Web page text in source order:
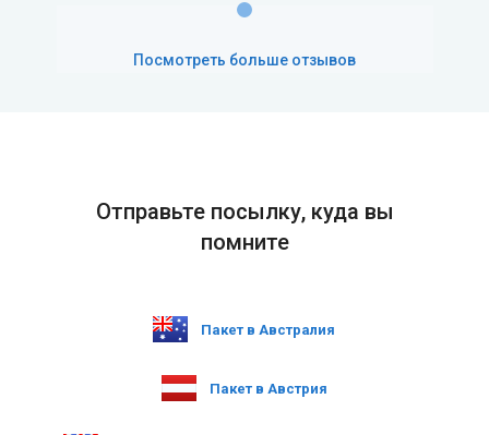
Посмотреть больше отзывов
Отправьте посылку, куда вы
помните
Пакет в Австралия
Пакет в Австрия